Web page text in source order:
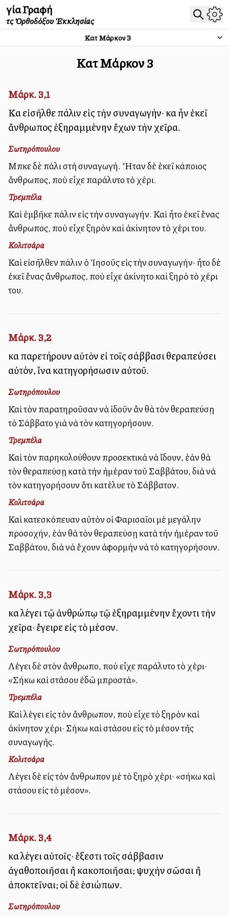
Ἁγία Γραφή
τῆς Ὀρθοδόξου Ἐκκλησίας
Κατὰ Μάρκον3
Κατὰ Μάρκον3
Μάρκ. 3,1
Καὶ εἰσῆλθε πάλιν εἰς τὴν συναγωγήν· καὶ ἦν ἐκεῖ
ἄνθρωπος ἐξηραμμένην ἔχων τὴν χεῖρα.
Σωτηρόπουλου
Μπῇκε δὲ πάλι στὴ συναγωγή. Ἦταν δὲ ἐκεῖ κάποιος
ἄνθρωπος, ποὺ εἶχε παράλυτο τὸ χέρι.
Τρεμπέλα
Καὶ ἐμβῆκε πάλιν εἰς τὴν συναγωγήν. Καὶ ἦτο ἐκεῖ ἕνας
ἄνθρωπος, ποὺ εἶχε ξηρὸν καὶ ἀκίνητον τὸ χέρι του.
Κολιτσάρα
Καὶ εἰσῆλθεν πάλιν ὁ Ἰησοῦς εἰς τὴν συναγωγήν· ἦτο δὲ
ἐκεῖ ἔνας ἄνθρωπος, ποὺ εἶχε ἀκίνητο καὶ ξηρὸ τὸ χέρι
του.
Μάρκ. 3,2
καὶ παρετήρουν αὐτὸν εἰ τοῖς σάββασι θεραπεύσει
αὐτόν, ἵνα κατηγορήσωσιν αὐτοῦ.
Σωτηρόπουλου
Καὶ τὸν παρατηροῦσαν νὰ ἰδοῦν ἂν θὰ τὸν θεραπεύσῃ
τὸ Σάββατο γιὰ νὰ τὸν κατηγορήσουν.
Τρεμπέλα
Καὶ τὸν παρηκολούθουν προσεκτικὰ νὰ ἴδουν, ἐὰν θὰ
τὸν θεραπεύσῃ κατὰ τὴν ἡμέραν τοῦ Σαββάτου, διὰ νὰ
τὸν κατηγορήσουν ὅτι κατέλυε τὸ Σάββατον.
Κολιτσάρα
Καὶ κατεσκόπευαν αὐτὸν οἱ Φαρισαῖοι μὲ μεγάλην
προσοχήν, ἐὰν θὰ τὸν θεραπεύσῃ κατὰ τὴν ἡμέραν τοῦ
Σαββάτου, διὰ νὰ ἔχουν ἀφορμὴν νὰ τὸ κατηγορήσουν.
Μάρκ. 3,3
καὶ λέγει τῷ ἀνθρώπῳ τῷ ἐξηραμμένην ἔχοντι τὴν
χεῖρα· ἔγειρε εἰς τὸ μέσον.
Σωτηρόπουλου
Λέγει δὲ στὸν ἄνθρωπο, ποὺ εἶχε παράλυτο τὸ χέρι·
«Σήκω καὶ στάσου ἐδῶ μπροστά».
Τρεμπέλα
Καὶ λέγει εἰς τὸν ἄνθρωπον, ποὺ εἶχε τὸ ξηρὸν καὶ
ἀκίνητον χέρι· Σήκω καὶ στάσου εἰς τὸ μέσον τῆς
συναγωγῆς.
Κολιτσάρα
Λέγει δὲ εἰς τὸν ἄνθρωπον μὲ τὸ ξηρὸ χέρι· «σήκω καὶ
στάσου εἰς τὸ μέσον».
Μάρκ. 3,4
καὶ λέγει αὐτοῖς· ἔξεστι τοῖς σάββασιν
ἀγαθοποιῆσαι ἢ κακοποιῆσαι; ψυχὴν σῶσαι ἢ
ἀποκτεῖναι; οἱ δὲ ἐσιώπων.
Σωτηρόπουλου